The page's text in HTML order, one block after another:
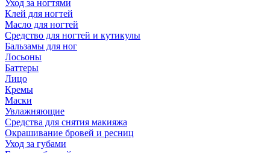
Уход за ногтями
Клей для ногтей
Масло для ногтей
Средство для ногтей и кутикулы
Бальзамы для ног
Лосьоны
Баттеры
Лицо
Кремы
Маски
Увлажняющие
Средства для снятия макияжа
Окрашивание бровей и ресниц
Уход за губами